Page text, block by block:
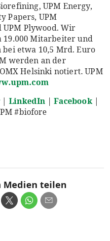
UPM Energy,
Papers, UPM
UPM Plywood. Wir
Mitarbeiter und
etwa 10,5 Mrd. Euro
werden an der
Helsinki notiert. UPM
| LinkedIn|Facebook|
#biofore
Medien teilen